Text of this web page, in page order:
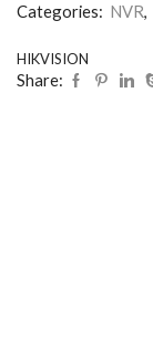
Categories: NVR,
HIKVISION
Share: